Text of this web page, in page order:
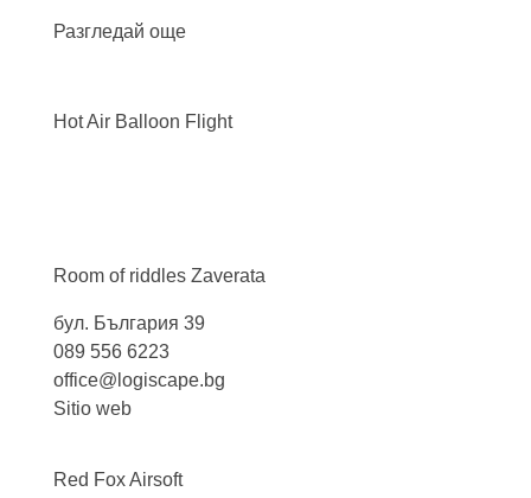
Разгледай още
Hot Air Balloon Flight
Room of riddles Zaverata
бул. България 39
089 556 6223
office@logiscape.bg
Sitio web
Red FoxAirsoft